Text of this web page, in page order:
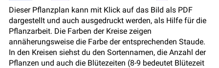
Dieser Pflanzplan kann mit Klick auf das Bild als PDF
dargestellt und auch ausgedruckt werden, als Hilfe für die
Pflanzarbeit. Die Farben der Kreise zeigen
annäherungsweise die Farbe der entsprechenden Staude.
In den Kreisen siehst du den Sortennamen, die Anzahl der
Pflanzen und auch die Blütezeiten (8-9 bedeutet Blütezeit